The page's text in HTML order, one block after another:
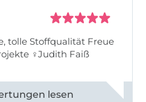
Stoffqualität Freue
♀Judith Faiß
ansehen